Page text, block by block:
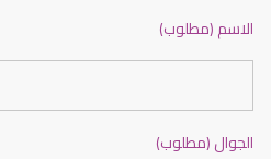
الشبكية في العينالاسم (مطلوب)
الجوال (مطلوب)